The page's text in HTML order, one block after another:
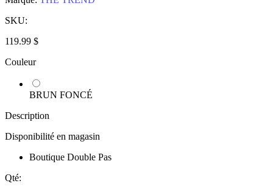
SKU:
119.99 $
Couleur
BRUN FONCÉ
Description
Disponibilité en magasin
Boutique Double Pas
Qté: